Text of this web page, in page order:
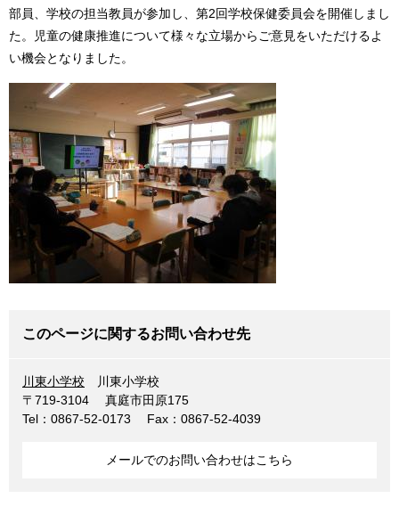
部員、学校の担当教員が参加し、第2回学校保健委員会を開催しまし
た。児童の健康推進について様々な立場からご意見をいただけるよ
い機会となりました。
このページに関するお問い合わせ先
川東小学校
川東小学校
〒719-3104
真庭市田原175
Tel：0867-52-0173
Fax：0867-52-4039
メールでのお問い合わせはこちら